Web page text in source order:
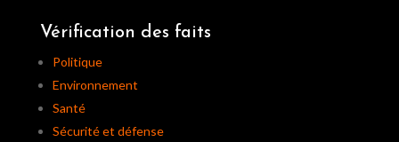
Vérification des faits
Politique
Environnement
Santé
Sécurité et défense